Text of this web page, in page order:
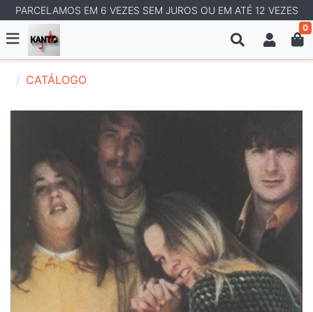
PARCELAMOS EM 6 VEZES SEM JUROS OU EM ATÉ 12 VEZES
0
CATÁLOGO